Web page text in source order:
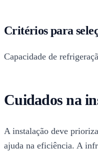
Critérios para
Capacidade de
Cuidados na
A instalação deve
ajuda na eficiência. A